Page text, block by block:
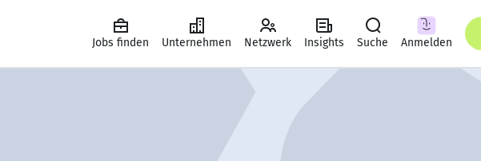
Jobs finden Unternehmen Netzwerk Insights Suche Anmelden